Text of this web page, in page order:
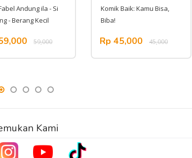
Andung ila - Si
- Berang Kecil
59,000
Komik Baik: Kamu Bisa,
Biba!
Rp 45,000 45,000
Kami